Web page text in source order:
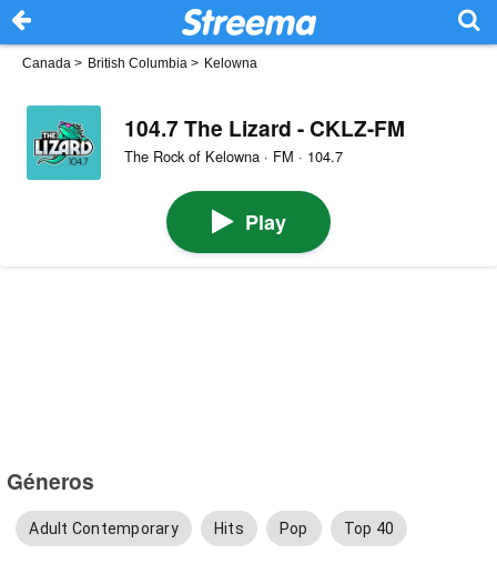
Canada > British Columbia > Kelowna
104.7 The Lizard - CKLZ-FM
The Rock of Kelowna · FM · 104.7
Play
Géneros
Adult Contemporary Hits Pop Top 40